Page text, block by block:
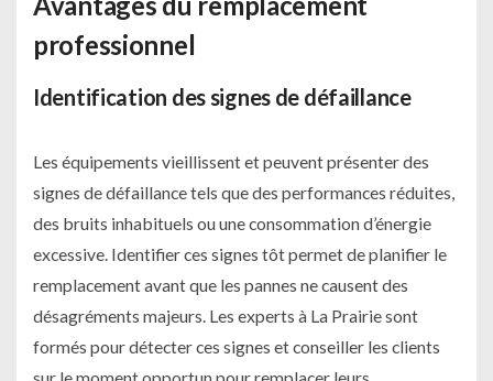
professionnel
Identification des signes de défaillance
Les équipements vieillissent et peuvent présenter des
signes de défaillance tels que des performances réduites,
des bruits inhabituels ou une consommation d’énergie
excessive. Identifier ces signes tôt permet de planifier le
remplacement avant que les pannes ne causent des
désagréments majeurs. Les experts à La Prairie sont
formés pour détecter ces signes et conseiller les clients